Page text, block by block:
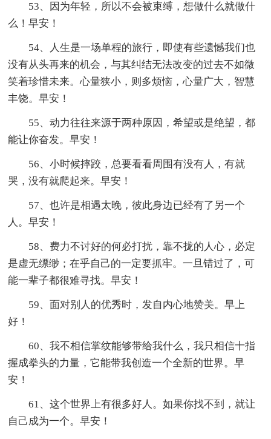
53、因为年轻，所以不会被束缚，想做什么就做什
么！早安！
54、人生是一场单程的旅行，即使有些遗憾我们也
没有从头再来的机会，与其纠结无法改变的过去不如微
笑着珍惜未来。心量狭小，则多烦恼，心量广大，智慧
丰饶。早安！
55、动力往往来源于两种原因，希望或是绝望，都
能让你奋发。早安！
56、小时候摔跤，总要看看周围有没有人，有就
哭，没有就爬起来。早安！
57、也许是相遇太晚，彼此身边已经有了另一个
人。早安！
58、费力不讨好的何必打扰，靠不拢的人心，必定
是虚无缥缈；在乎自己的一定要抓牢。一旦错过了，可
能一辈子都很难寻找。早安！
59、面对别人的优秀时，发自内心地赞美。早上
好！
60、我不相信掌纹能够带给我什么，我只相信十指
握成拳头的力量，它能带我创造一个全新的世界。早
安！
61、这个世界上有很多好人。如果你找不到，就让
自己成为一个。早安！